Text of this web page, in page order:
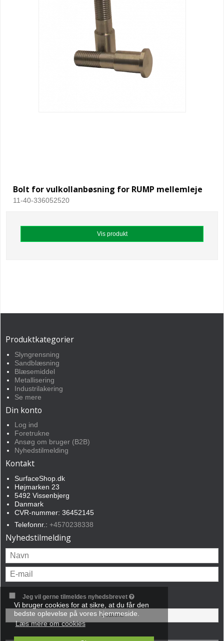
Vi bruger cookies for at sikre, at du får den
bedste oplevelse på vores hjemmeside.
Læs mere om cookies
Bolt for vulkollanbøsning for RUMP mellemleje
11-40-336052520
Vis produkt
Produktkategorier
Slyngrensning
Sandblæsning
Blæsemiddel
Metallisering
Industrilakering
Se mere
Din konto
Log ind
Foretrukne
Ansøg om bruger (B2B)
Nyhedstilmelding
Kontakt
SurfaceShop.dk
Højmarken 23
5492 Vissenbjerg
Danmark
CVR-nummer: 36452145
Telefonnr.: +4570238338
Nyhedstilmelding
Jeg vil gerne tilmeldes nyhedsbrevet
Godkend